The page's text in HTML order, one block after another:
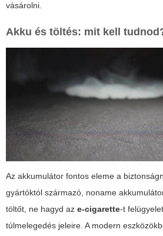
vásárolni.
Akku és töltés: mit kell
Az akkumulátor fontos eleme a
gyártóktól származó, noname
töltőt, ne hagyd az e-cigarette-t
túlmelegedés jeleire. A modern